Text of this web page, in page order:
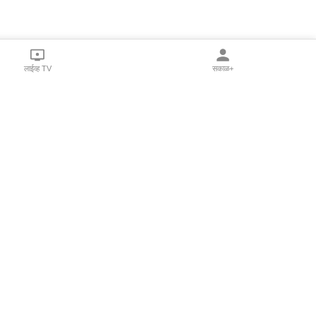
लाईव्ह TV सकाळ+